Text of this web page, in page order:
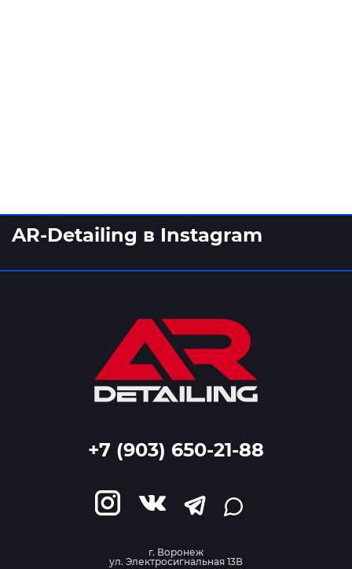
AR-Detailing в Instagram
+7 (903) 650-21-88
г. Воронеж
ул. Электросигнальная 13В